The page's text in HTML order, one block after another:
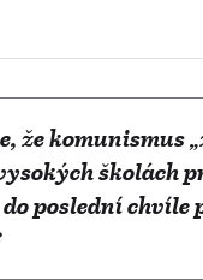
že komunismus
školách
poslední chvíle